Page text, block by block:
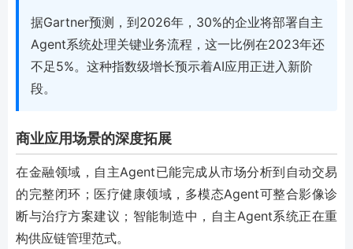
据Gartner预测，到2026年，30%的企业将部署自主
Agent系统处理关键业务流程，这一比例在2023年还
不足5%。这种指数级增长预示着AI应用正进入新阶
段。
商业应用场景的深度拓展
在金融领域，自主Agent已能完成从市场分析到自动交易
的完整闭环；医疗健康领域，多模态Agent可整合影像诊
断与治疗方案建议；智能制造中，自主Agent系统正在重
构供应链管理范式。